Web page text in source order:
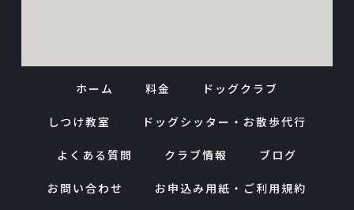
ホーム 料金 ドッグクラブ
しつけ教室 ドッグシッター・お散歩代行
よくある質問 クラブ情報 ブログ
お問い合わせ お申込み用紙・ご利用規約